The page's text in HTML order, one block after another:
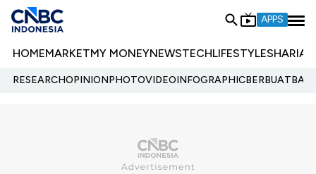
APPS
HOMEMARKETMY MONEYNEWSTECHLIFESTYLESHARIA
RESEARCHOPINIONPHOTOVIDEOINFOGRAPHIC